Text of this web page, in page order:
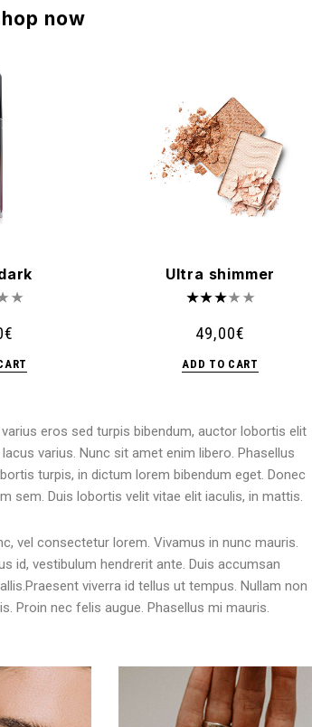
now
€
Ultra shimmer
49,00€
ADD TO CART
eros sed turpis bibendum, auctor lobortis elit
varius. Nunc sit amet enim libero. Phasellus
turpis, in dictum lorem bibendum eget. Donec
sem. Duis lobortis velit vitae elit iaculis, in mattis.
vel consectetur lorem. Vivamus in nunc mauris.
id, vestibulum hendrerit ante. Duis accumsan
viverra id tellus ut tempus. Nullam non
Proin nec felis augue. Phasellus mi mauris.